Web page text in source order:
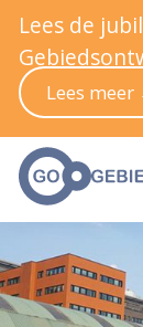
Lees de
Lees meer